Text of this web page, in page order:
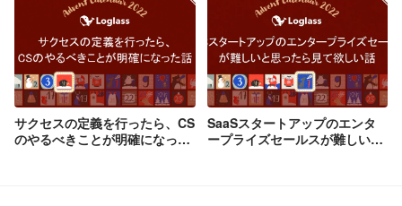
サクセスの定義を行ったら、CS
のやるべきことが明確になった
SaaSスタートアップのエンタ
ープライズセールスが難しいと